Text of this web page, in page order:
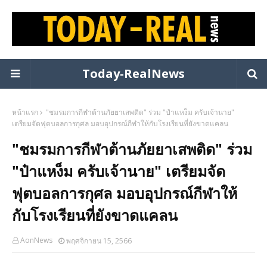
Today-RealNews
หน้าแรก
"ชมรมการกีฬาต้านภัยยาเสพติด" ร่วม "ป๋าแหง็ม ครับเจ้านาย"
เตรียมจัดฟุตบอลการกุศล มอบอุปกรณ์กีฬาให้กับโรงเรียนที่ยังขาดแคลน
"ชมรมการกีฬาต้านภัยยาเสพติด" ร่วม
"ป๋าแหง็ม ครับเจ้านาย" เตรียมจัด
ฟุตบอลการกุศล มอบอุปกรณ์กีฬาให้
กับโรงเรียนที่ยังขาดแคลน
AonNews พฤศจิกายน 15, 2566